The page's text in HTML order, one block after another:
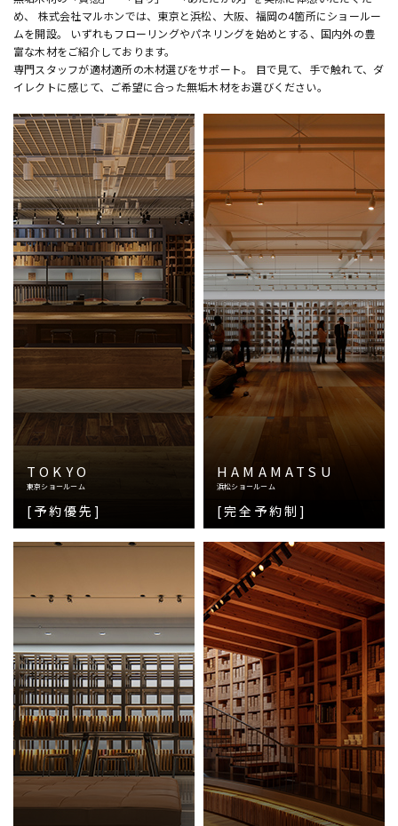
め、 株式会社マルホンでは、東京と浜松、大阪、福岡の4箇所にショールー
ムを開設。 いずれもフローリングやパネリングを始めとする、国内外の豊
富な木材をご紹介しております。
専門スタッフが適材適所の木材選びをサポート。 目で見て、手で触れて、ダ
イレクトに感じて、ご希望に合った無垢木材をお選びください。
TOKYO
東京ショールーム
[予約優先]
HAMAMATSU
浜松ショールーム
[完全予約制]